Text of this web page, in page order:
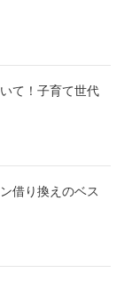
て！子育て世代
借り換えのベス